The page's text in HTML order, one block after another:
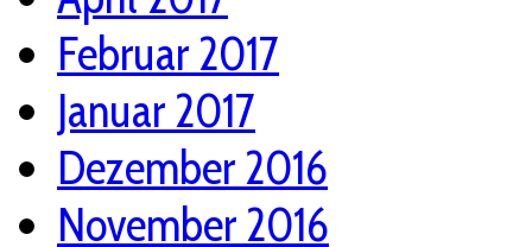
Februar 2017
Januar 2017
Dezember 2016
November 2016